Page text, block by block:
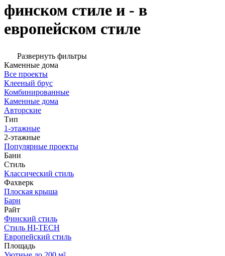
финском стиле и - в
европейском стиле
Развернуть фильтры
Каменные дома
Все проекты
Клееный брус
Комбинированные
Каменные дома
Авторские
Тип
1-этажные
2-этажные
Популярные проекты
Бани
Стиль
Классический стиль
Фахверк
Плоская крыша
Барн
Райт
Финский стиль
Стиль HI-TECH
Европейский стиль
Площадь